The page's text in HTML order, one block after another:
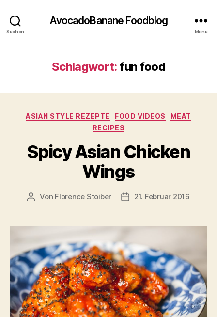
Suchen
AvocadoBanane Foodblog
Menü
Schlagwort: fun food
Kategorien
ASIAN STYLE REZEPTE FOOD VIDEOS
MEAT
RECIPES
Spicy Asian Chicken
Wings
Beitragsautor
Von Florence Stoiber Veröffentlichungsdatum
21. Februar 2016